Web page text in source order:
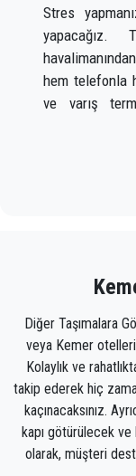
Yanartaş'a
Kemer veya
Stres
yapacağız.
hem telefonla
ve varış
eli size
Ekibimiz,
edilmenizi ve
keyifli bir
olan
Diğer Taşımalara
veya Kemer
Kolaylık ve
takip ederek hiç
kaçınacaksınız.
kapı götürülecek ve
olarak, müşteri